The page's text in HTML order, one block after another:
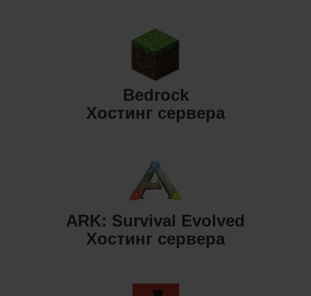
Bedrock
Хостинг сервера
ARK: Survival Evolved
Хостинг сервера